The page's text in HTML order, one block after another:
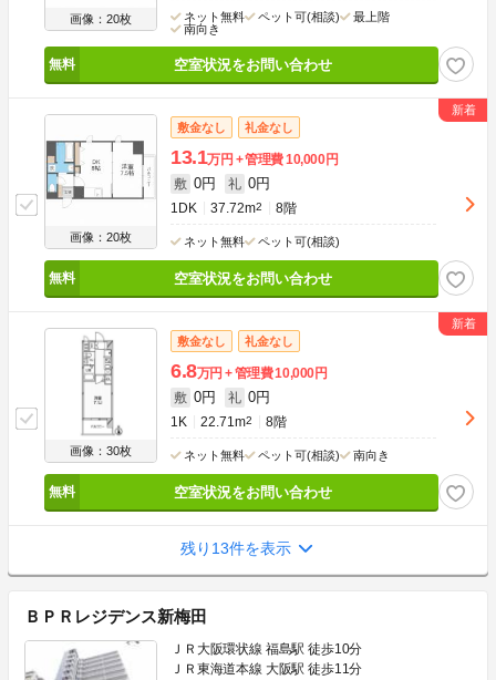
画像：20枚 ネット無料 ペット可(相談)
最上階
南向き
空室状況をお問い合わせ
画像：20枚
敷金なし 礼金なし
13.1万円 管理費10,000円
敷 0円 礼 0円
1DK 37.72m2 8階
ネット無料 ペット可(相談)
空室状況をお問い合わせ
画像：30枚
敷金なし 礼金なし
6.8万円 管理費10,000円
敷 0円 礼 0円
1K 22.71m2 8階
ネット無料 ペット可(相談) 南向き
空室状況をお問い合わせ
残り13件を表示
ＢＰＲレジデンス新梅田
ＪＲ大阪環状線 福島駅 徒歩10分
ＪＲ東海道本線 大阪駅 徒歩11分